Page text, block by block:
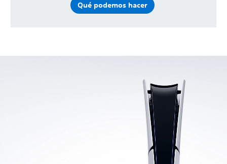
Qué podemos hacer